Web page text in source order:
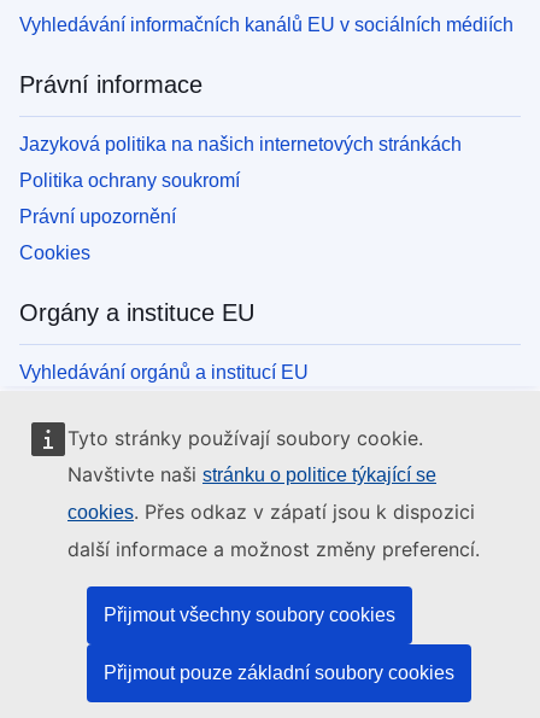
Tyto stránky používají soubory cookie.
Navštivte naši stránku o politice týkající se
cookies. Přes odkaz v zápatí jsou k dispozici
další informace a možnost změny preferencí.
Přijmout všechny soubory cookies
Přijmout pouze základní soubory cookies
Vyhledávání informačních kanálů EU v sociálních médiích
Právní informace
Jazyková politika na našich internetových stránkách
Politika ochrany soukromí
Právní upozornění
Cookies
Orgány a instituce EU
Vyhledávání orgánů a institucí EU